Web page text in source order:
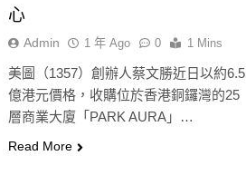
心
Admin 1 年 Ago 0 1 Mins
美圖（1357）創辦人蔡文勝近日以約6.5
億港元價格，收購位於香港銅鑼灣的25
層商業大廈「PARK AURA」…
Read More